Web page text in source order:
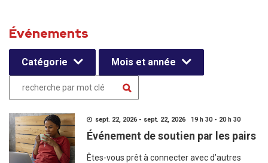
Événements
Catégorie Mois et année
sept. 22, 2026 - sept. 22, 2026 19 h 30 - 20 h 30
Événement de soutien par les pairs
Êtes-vous prêt à connecter avec d’autres